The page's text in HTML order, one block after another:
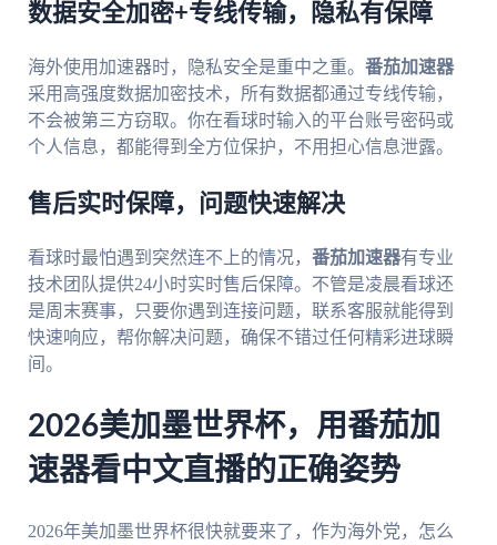
数据安全加密+专线传输，隐私有保障
海外使用加速器时，隐私安全是重中之重。 番茄加速器
采用高强度数据加密技术，所有数据都通过专线传输，
不会被第三方窃取。你在看球时输入的平台账号密码或
个人信息，都能得到全方位保护，不用担心信息泄露。
售后实时保障，问题快速解决
看球时最怕遇到突然连不上的情况， 番茄加速器有专业
技术团队提供24小时实时售后保障。不管是凌晨看球还
是周末赛事，只要你遇到连接问题，联系客服就能得到
快速响应，帮你解决问题，确保不错过任何精彩进球瞬
间。
2026美加墨世界杯，用番茄加
速器看中文直播的正确姿势
2026年美加墨世界杯很快就要来了，作为海外党，怎么